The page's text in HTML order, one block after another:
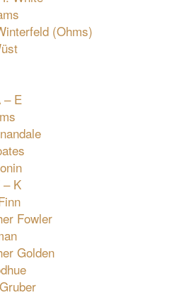
(Ohms)
– E
– K
Fowler
Golden